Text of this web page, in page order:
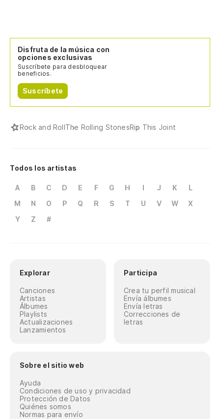
Disfruta de la música con
opciones exclusivas
Suscríbete para desbloquear
beneficios.
Suscríbete
Rock and RollThe Rolling StonesRip This Joint
Todos los artistas
A B C D E F G H I J K
L
M
N O P Q R S T U V W
X
Y
Z #
Explorar
Canciones
Artistas
Álbumes
Playlists
Actualizaciones
Lanzamientos
Participa
Crea tu perfil musical
Envía álbumes
Envía letras
Correcciones de
letras
Sobre el sitio web
Ayuda
Condiciones de uso y privacidad
Protección de Datos
Quiénes somos
Normas para envío